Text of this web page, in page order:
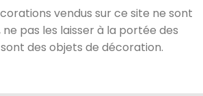
vendus sur ce site ne sont
ne pas les laisser à la portée des
des objets de décoration.